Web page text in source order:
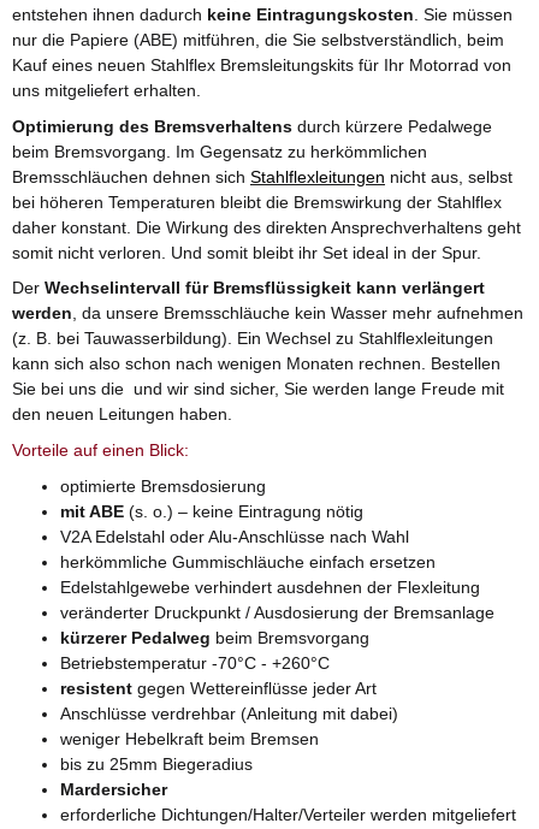
entstehen ihnen dadurch keine Eintragungskosten . Sie müssen
nur die Papiere (ABE) mitführen, die Sie selbstverständlich, beim
Kauf eines neuen Stahlflex Bremsleitungskits für Ihr Motorrad von
uns mitgeliefert erhalten.
Optimierung des Bremsverhaltens durch kürzere Pedalwege
beim Bremsvorgang. Im Gegensatz zu herkömmlichen
Bremsschläuchen dehnen sich Stahlflexleitungen nicht aus, selbst
bei höheren Temperaturen bleibt die Bremswirkung der Stahlflex
daher konstant. Die Wirkung des direkten Ansprechverhaltens geht
somit nicht verloren. Und somit bleibt ihr Set ideal in der Spur.
Der Wechselintervall für Bremsflüssigkeit kann verlängert
werden, da unsere Bremsschläuche kein Wasser mehr aufnehmen
(z. B. bei Tauwasserbildung). Ein Wechsel zu Stahlflexleitungen
kann sich also schon nach wenigen Monaten rechnen. Bestellen
Sie bei uns die und wir sind sicher, Sie werden lange Freude mit
den neuen Leitungen haben.
Vorteile auf einen Blick:
optimierte Bremsdosierung
mit ABE (s. o.) – keine Eintragung nötig
V2A Edelstahl oder Alu-Anschlüsse nach Wahl
herkömmliche Gummischläuche einfach ersetzen
Edelstahlgewebe verhindert ausdehnen der Flexleitung
veränderter Druckpunkt / Ausdosierung der Bremsanlage
kürzerer Pedalweg beim Bremsvorgang
Betriebstemperatur -70°C - +260°C
resistent gegen Wettereinflüsse jeder Art
Anschlüsse verdrehbar (Anleitung mit dabei)
weniger Hebelkraft beim Bremsen
bis zu 25mm Biegeradius
Mardersicher
erforderliche Dichtungen/Halter/Verteiler werden mitgeliefert